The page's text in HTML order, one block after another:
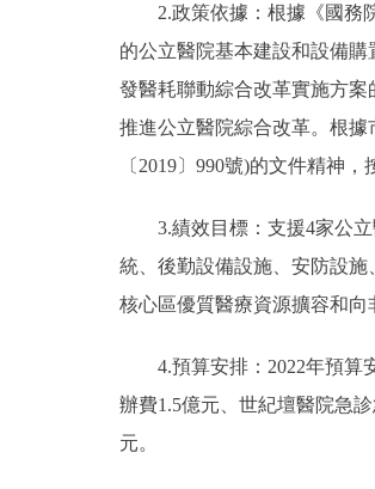
2.政策依據：根據《國務院
的公立醫院基本建設和設備
發醫耗聯動綜合改革實施方
推進公立醫院綜合改革。根
〔2019〕990號)的文件精神
3.績效目標：支援4家公立
統、後勤設備設施、安防設
核心區優質醫療資源擴容和向
4.預算安排：2022年預算安
辦費1.5億元、世紀壇醫院急
元。